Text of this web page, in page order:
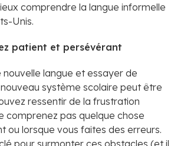
comprendre la langue informelle
Unis.
patient et persévérant
nouvelle langue et essayer de
système scolaire peut être
ressentir de la frustration
comprenez pas quelque chose
ou lorsque vous faites des erreurs.
pour surmonter ces obstacles (et il